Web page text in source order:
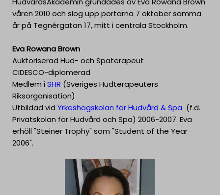
våren 2010 och slog upp portarna 7 oktober samma
år på Tegnérgatan 17, mitt i centrala Stockholm.
Eva Rowana Brown
Auktoriserad Hud- och Spaterapeut
CIDESCO-diplomerad
Medlem i SHR (Sveriges Hudterapeuters
Riksorganisation)
Utbildad vid Yrkeshögskolan för Hudvård & Spa (f.d.
Privatskolan för Hudvård och Spa) 2006-2007. Eva
erhöll "Steiner Trophy" som "Student of the Year
2006".